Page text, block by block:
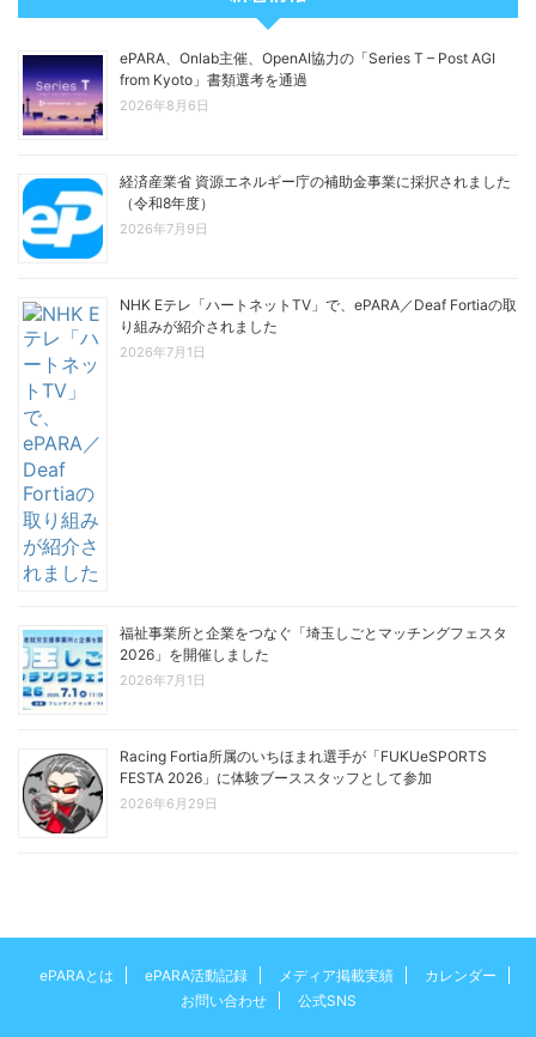
ePARA、Onlab主催、OpenAI協力の「Series T – Post AGI
from Kyoto」書類選考を通過
2026年8月6日
経済産業省 資源エネルギー庁の補助金事業に採択されました
（令和8年度）
2026年7月9日
NHK Eテレ「ハートネットTV」で、ePARA／Deaf Fortiaの取
り組みが紹介されました
2026年7月1日
福祉事業所と企業をつなぐ「埼玉しごとマッチングフェスタ
2026」を開催しました
2026年7月1日
Racing Fortia所属のいちほまれ選手が「FUKUeSPORTS
FESTA 2026」に体験ブーススタッフとして参加
2026年6月29日
ePARAとは ePARA活動記録 メディア掲載実績
カレンダー
お問い合わせ
公式SNS